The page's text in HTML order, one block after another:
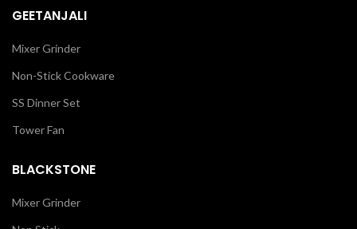
GEETANJALI
Mixer Grinder
Non-Stick Cookware
SS Dinner Set
Tower Fan
BLACKSTONE
Mixer Grinder